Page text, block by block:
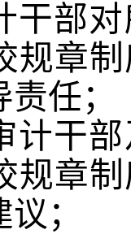
干部
规章
任；
计干
规章
；